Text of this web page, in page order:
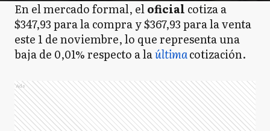
En el mercado formal, eloficial cotiza a
$347,93 para la compra y $367,93 para la venta
este 1 de noviembre, lo que representa una
baja de 0,01% respecto a laúltimacotización.
Ads